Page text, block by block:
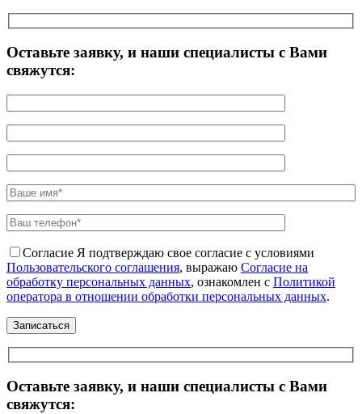
Оставьте заявку, и наши специалисты с Вами
свяжутся:
Согласие Я подтверждаю свое согласие с условиями
Пользовательского соглашения, выражаю Согласие на
обработку персональных данных, ознакомлен с Политикой
оператора в отношении обработки персональных данных.
Оставьте заявку, и наши специалисты с Вами
свяжутся: